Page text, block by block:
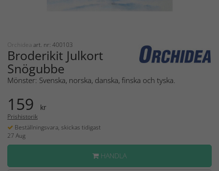
Orchidea art. nr: 400103
Broderikit Julkort
Snögubbe
Mönster: Svenska, norska, danska, finska och tyska.
159 kr
Prishistorik
Beställningsvara, skickas tidigast
27 Aug
HANDLA